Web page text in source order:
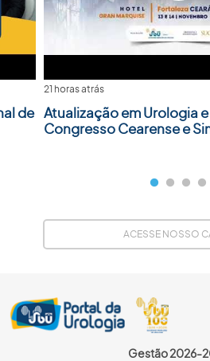
de
21 horas atrás
Atualização em Urologia
Congresso Cearense e
ACESSE NOSSO
Gestão 2026-